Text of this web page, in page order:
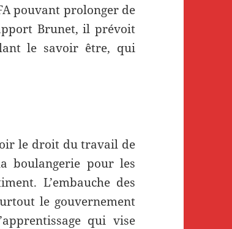
pouvant prolonger de
Brunet, il prévoit
le savoir être, qui
le droit du travail de
boulangerie pour les
L’embauche des
le gouvernement
qui vise